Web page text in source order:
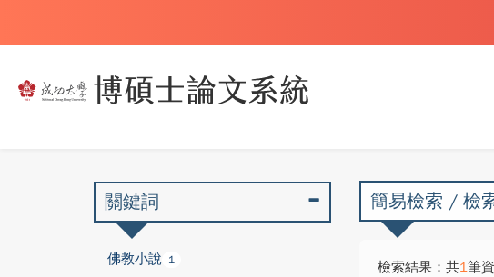
簡易檢索 / 檢
檢索結果：共1筆
關鍵詞
佛教小說 1